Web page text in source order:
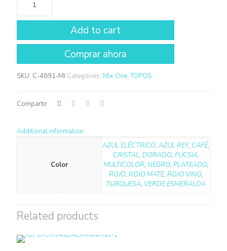
Add to cart
SKU: C-4891-MI Categories: Mix One,TOPOS
Compartir
Additional information
Color
AZUL ELÉCTRICO, AZUL REY, CAFÉ,
CRISTAL, DORADO, FUCSIA,
MULTICOLOR, NEGRO, PLATEADO,
ROJO, ROJO MATE, ROJO VINO,
TURQUESA, VERDE ESMERALDA
Related products